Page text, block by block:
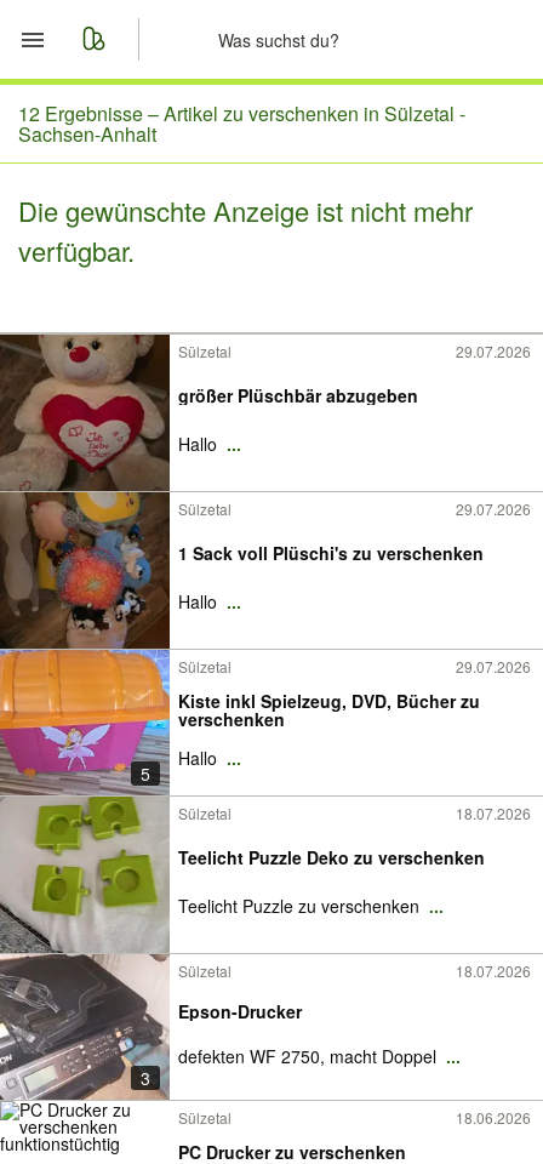
Start
Merkliste
Nachrichten
12 Ergebnisse –Artikel zu verschenken in Sülzetal -
Sachsen-Anhalt
Die gewünschte Anzeige ist nicht mehr
verfügbar.
Sülzetal 29.07.2026
größer Plüschbär abzugeben
Hallo ...
Sülzetal 29.07.2026
1 Sack voll Plüschi's zu verschenken
Hallo ...
5
Sülzetal 29.07.2026
Kiste inkl Spielzeug, DVD, Bücher zu
verschenken
Hallo ...
Sülzetal 18.07.2026
Teelicht Puzzle Deko zu verschenken
Teelicht Puzzle zu verschenken ...
3
Sülzetal 18.07.2026
Epson-Drucker
defekten WF 2750, macht Doppel ...
Sülzetal 18.06.2026
PC Drucker zu verschenken